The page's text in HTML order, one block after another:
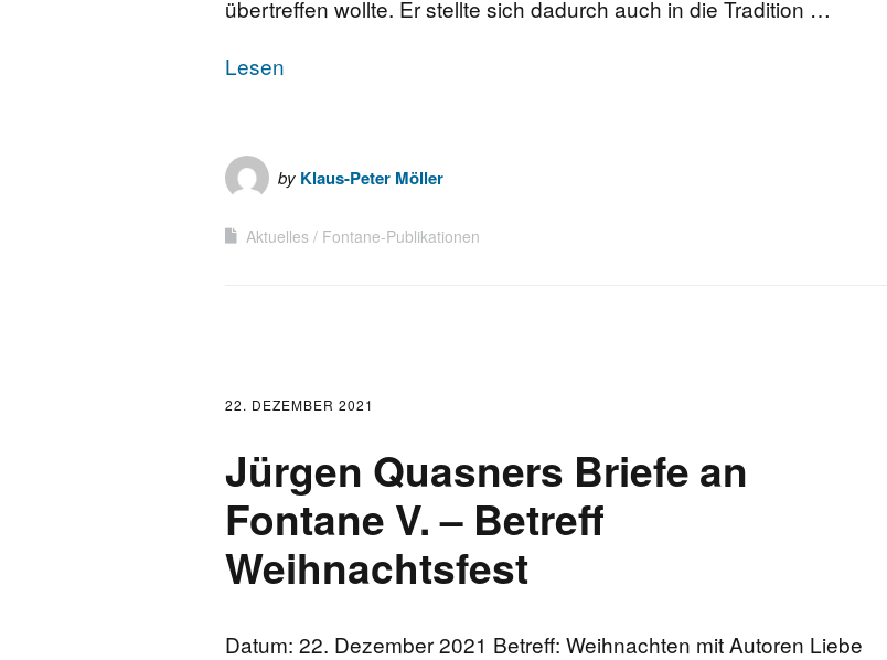
übertreffen wollte. Er stellte sich dadurch auch in die Tradition …
Lesen
by Klaus-Peter Möller
Aktuelles Fontane-Publikationen
22. DEZEMBER 2021
Jürgen Quasners Briefe an
Fontane V. – Betreff
Weihnachtsfest
Datum: 22. Dezember 2021 Betreff: Weihnachten mit Autoren Liebe